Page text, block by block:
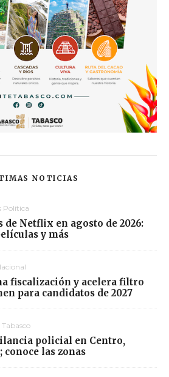
NOTICIAS
Política
de Netflix en agosto de 2026:
y más
fiscalización y acelera filtro
para candidatos de 2027
Tabasco
policial en Centro,
conoce las zonas